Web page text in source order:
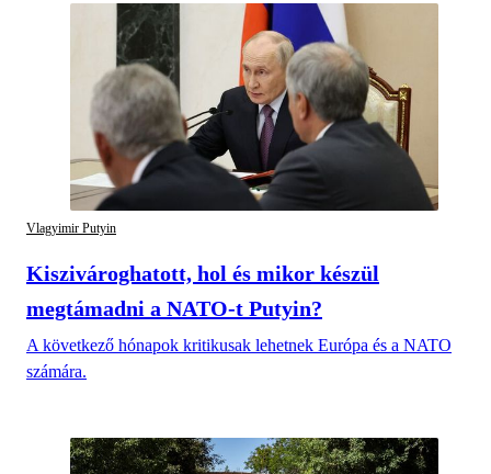
Vlagyimir Putyin
Kiszivároghatott, hol és mikor készül
megtámadni a NATO-t Putyin?
A következő hónapok kritikusak lehetnek Európa és a NATO
számára.